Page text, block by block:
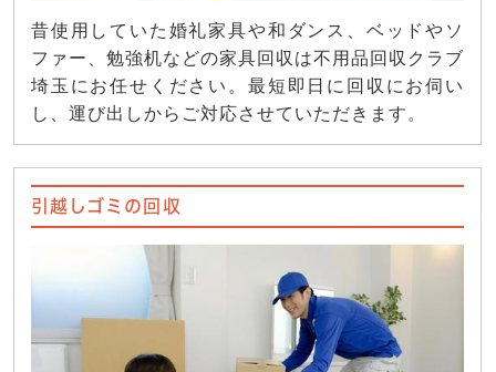
昔使用していた婚礼家具や和ダンス、ベッドやソ
ファー、勉強机などの家具回収は不用品回収クラブ
埼玉にお任せください。最短即日に回収にお伺い
し、運び出しからご対応させていただきます。
引越しゴミの回収